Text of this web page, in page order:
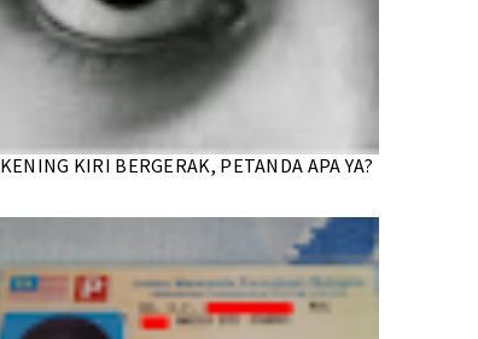
KENING KIRI BERGERAK, PETANDA APA YA?